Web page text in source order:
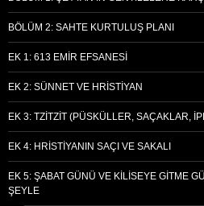
BÖLÜM 2: SAHTE KURTULUŞ PLANI
EK 1: 613 EMIR EFSANESI
EK 2: SÜNNET VE HRISTIYAN
EK 3: TZITZIT (PÜSKÜLLER, SAÇAKLAR,
EK 4: HRISTIYANIN SAÇI VE SAKALI
EK 5: ŞABAT GÜNÜ VE KILISEYE GITME
ŞEYLE